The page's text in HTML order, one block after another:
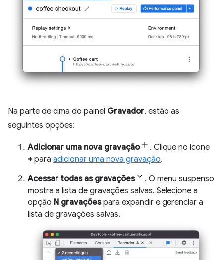
Na parte de cima do painel Gravador, estão as
seguintes opções:
Adicionar uma nova gravação
. Clique no ícone
+para adicionar uma nova gravação.
Acessar todas as gravações
. O menu suspenso
mostra a lista de gravações salvas. Selecione a
opção N gravaçõespara expandir e gerenciar a
lista de gravações salvas.